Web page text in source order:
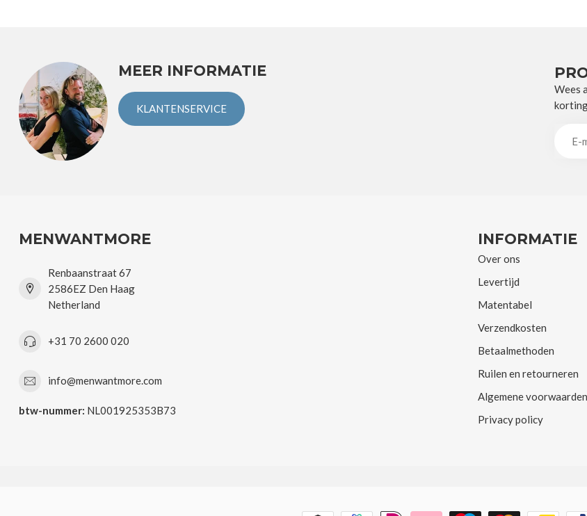
MEER INFORMATIE
KLANTENSERVICE
Wees
MENWANTMORE
Renbaanstraat 67
2586EZ Den Haag
Netherland
+31 70 2600 020
info@menwantmore.com
btw-nummer: NL001925353B73
INFORMATIE
Over ons
Levertijd
Matentabel
Verzendkosten
Betaalmethoden
Ruilen en retourneren
Algemene voorwaarden
Privacy policy